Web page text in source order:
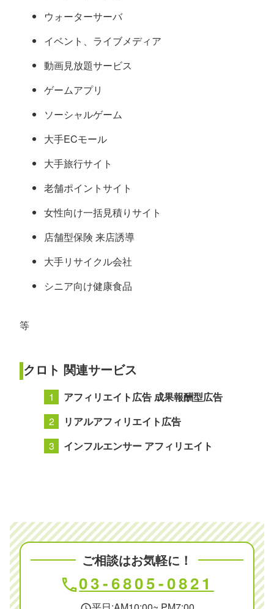
ウォーターサーバ
イベント、ライブメディア
動画見放題サービス
ゲームアプリ
ソーシャルゲーム
大手ECモール
大手旅行サイト
老舗ポイントサイト
女性向け一括見積りサイト
店舗型保険 来店誘導
大手リサイクル会社
シニア向け健康食品
等
クロト 関連サービス
アフィリエイト広告 成果報酬型広告
リアルアフィリエイト広告
インフルエンサー アフィリエイト
ご相談はお気軽に！
phone03-6805-0821